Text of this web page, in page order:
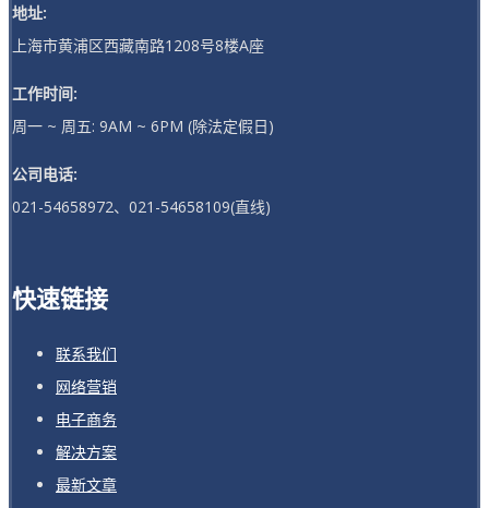
地址:
上海市黄浦区西藏南路1208号8楼A座
工作时间:
周一 ~ 周五: 9AM ~ 6PM (除法定假日)
公司电话:
021-54658972、021-54658109(直线)
快速链接
联系我们
网络营销
电子商务
解决方案
最新文章